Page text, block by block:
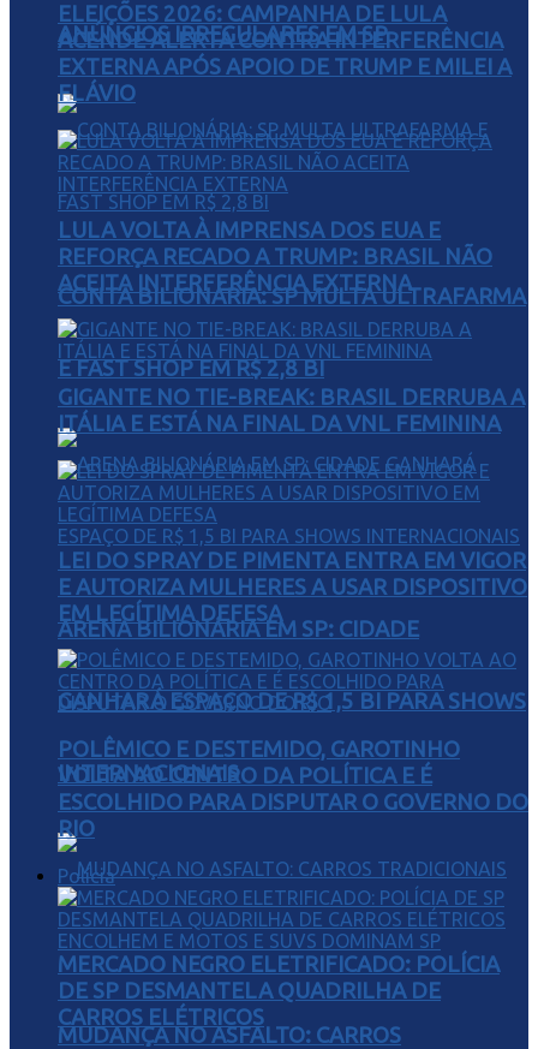
ANÚNCIOS IRREGULARES EM SP
CONTA BILIONÁRIA: SP MULTA ULTRAFARMA
E FAST SHOP EM R$ 2,8 BI
ARENA BILIONÁRIA EM SP: CIDADE
GANHARÁ ESPAÇO DE R$ 1,5 BI PARA SHOWS
INTERNACIONAIS
MUDANÇA NO ASFALTO: CARROS
ELEIÇÕES 2026: CAMPANHA DE LULA
ACENDE ALERTA CONTRA INTERFERÊNCIA
EXTERNA APÓS APOIO DE TRUMP E MILEI A
FLÁVIO
LULA VOLTA À IMPRENSA DOS EUA E
REFORÇA RECADO A TRUMP: BRASIL NÃO
ACEITA INTERFERÊNCIA EXTERNA
GIGANTE NO TIE-BREAK: BRASIL DERRUBA A
ITÁLIA E ESTÁ NA FINAL DA VNL FEMININA
LEI DO SPRAY DE PIMENTA ENTRA EM VIGOR
E AUTORIZA MULHERES A USAR DISPOSITIVO
EM LEGÍTIMA DEFESA
POLÊMICO E DESTEMIDO, GAROTINHO
VOLTA AO CENTRO DA POLÍTICA E É
ESCOLHIDO PARA DISPUTAR O GOVERNO DO
RIO
Polícia
MERCADO NEGRO ELETRIFICADO: POLÍCIA
DE SP DESMANTELA QUADRILHA DE
CARROS ELÉTRICOS